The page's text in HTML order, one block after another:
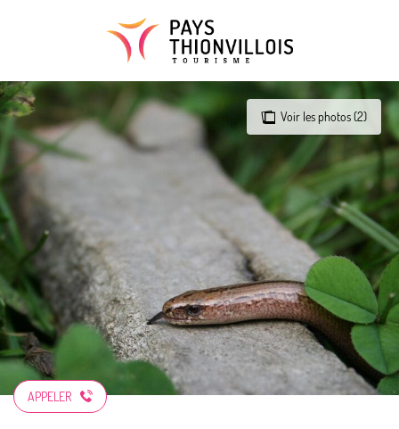
Voir les photos (2)
APPELER